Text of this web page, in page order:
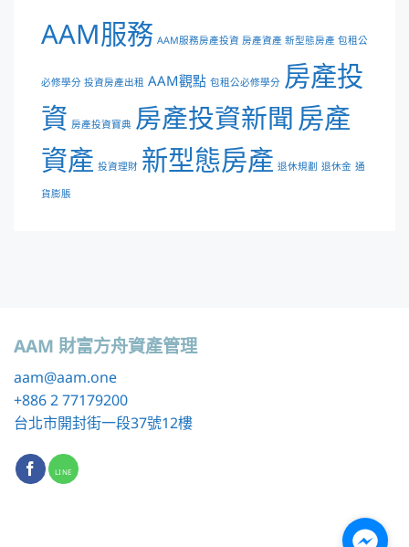
AAM服務 AAM服務房產投資 房產資產 新型態房產 包租公
必修學分 投資房產出租 AAM觀點 包租公必修學分 房產投
資 房產投資寶典 房產投資新聞房產
資產 投資理財 新型態房產 退休規劃 退休金 通
貨膨脹
AAM 財富方舟資產管理
aam@aam.one
+886 2 77179200
台北市開封街一段37號12樓